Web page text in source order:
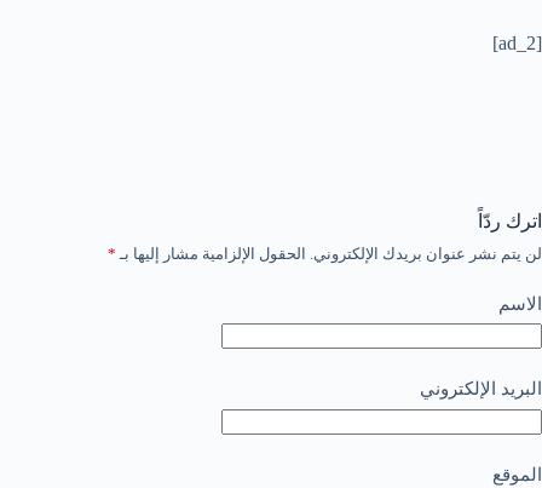
[ad_2]
اترك ردّاً
لن يتم نشر عنوان بريدك الإلكتروني. الحقول الإلزامية مشار إليها بـ *
الاسم
البريد الإلكتروني
الموقع